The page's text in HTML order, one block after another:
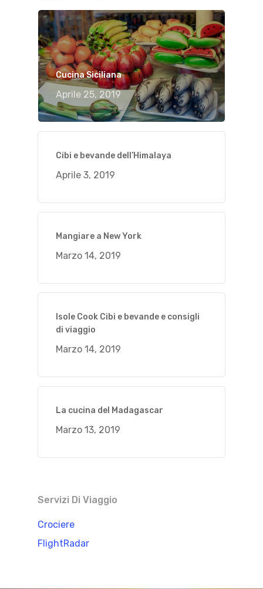
Cucina Siciliana
Aprile 25, 2019
Cibi e bevande dell’Himalaya
Aprile 3, 2019
Mangiare a New York
Marzo 14, 2019
Isole Cook Cibi e bevande e consigli
di viaggio
Marzo 14, 2019
La cucina del Madagascar
Marzo 13, 2019
Servizi Di Viaggio
Crociere
FlightRadar